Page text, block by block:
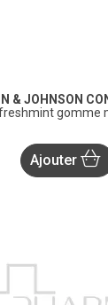
& JOHNSON
gomme
Ajouter